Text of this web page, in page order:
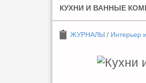
КУХНИ И ВАННЫЕ
ЖУРНАЛЫ / Интерьер